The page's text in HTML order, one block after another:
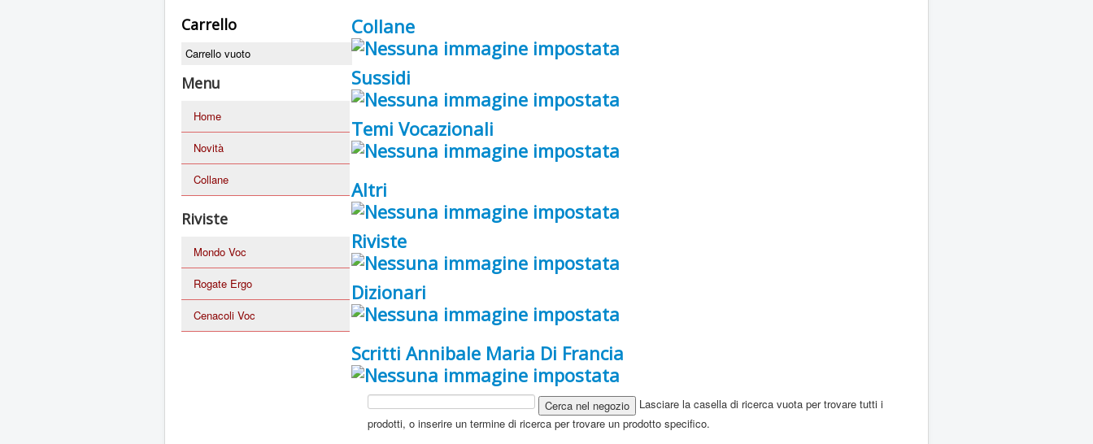
Carrello
Carrello vuoto
Menu
Home
Novità
Collane
Riviste
Mondo Voc
Rogate Ergo
Cenacoli Voc
Collane
Sussidi
Temi Vocazionali
Altri
Riviste
Dizionari
Scritti Annibale Maria Di Francia
Lasciare la casella di ricerca vuota per trovare tutti i
prodotti, o inserire un termine di ricerca per trovare un prodotto specifico.